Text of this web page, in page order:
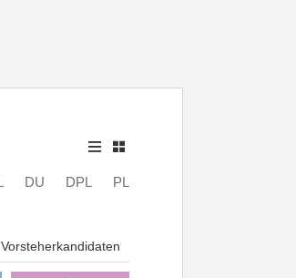
DU DPL PL
Vorsteherkandidaten